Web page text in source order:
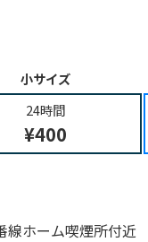
小サイズ
24時間
¥400
線ホーム喫煙所付近